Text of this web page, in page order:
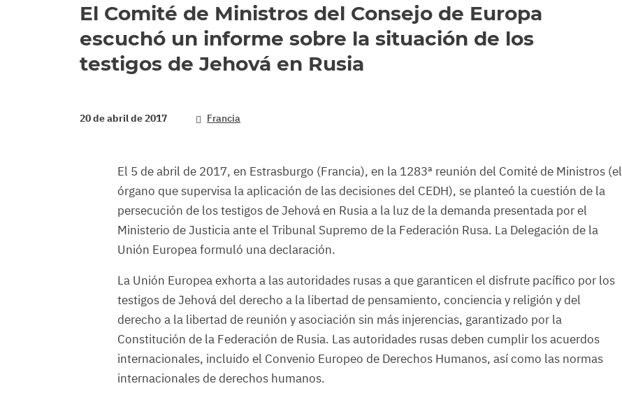
El Comité de Ministros del Consejo de Europa
escuchó un informe sobre la situación de los
testigos de Jehová en Rusia
20 de abril de 2017 Francia
El 5 de abril de 2017, en Estrasburgo (Francia), en la 1283ª reunión del Comité de Ministros (el
órgano que supervisa la aplicación de las decisiones del CEDH), se planteó la cuestión de la
persecución de los testigos de Jehová en Rusia a la luz de la demanda presentada por el
Ministerio de Justicia ante el Tribunal Supremo de la Federación Rusa. La Delegación de la
Unión Europea formuló una declaración.
La Unión Europea exhorta a las autoridades rusas a que garanticen el disfrute pacífico por los
testigos de Jehová del derecho a la libertad de pensamiento, conciencia y religión y del
derecho a la libertad de reunión y asociación sin más injerencias, garantizado por la
Constitución de la Federación de Rusia. Las autoridades rusas deben cumplir los acuerdos
internacionales, incluido el Convenio Europeo de Derechos Humanos, así como las normas
internacionales de derechos humanos.